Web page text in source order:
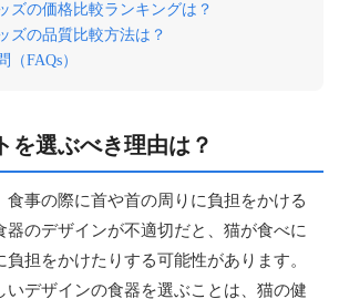
ズの価格比較ランキングは？
ズの品質比較方法は？
（FAQs）
を選ぶべき理由は？
食事の際に首や首の周りに負担をかける
器のデザインが不適切だと、猫が食べに
負担をかけたりする可能性があります。
いデザインの食器を選ぶことは、猫の健